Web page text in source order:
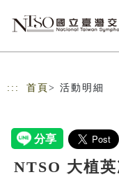
::: 首頁 > 活動明細
NTSO 大植